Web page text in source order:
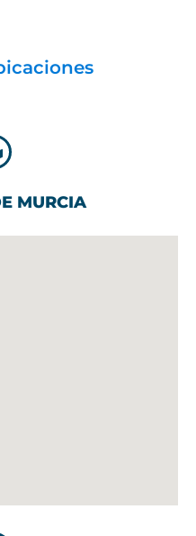
MURCIA